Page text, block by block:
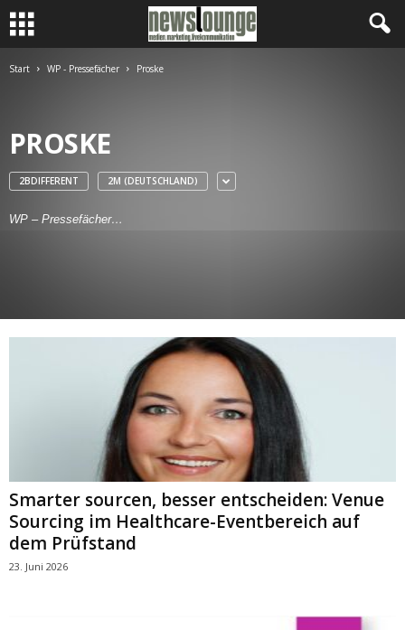
Start WP - Pressefächer Proske
PROSKE
2BDIFFERENT 2M (DEUTSCHLAND)
WP – Pressefächer…
Smarter sourcen, besser entscheiden: Venue
Sourcing im Healthcare-Eventbereich auf
dem Prüfstand
23. Juni 2026